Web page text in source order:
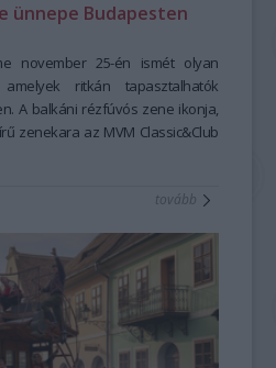
ünnepe Budapesten
november 25-én ismét olyan
ritkán tapasztalhatók
A balkáni rézfúvós zene ikonja,
zenekara az MVM Classic&Club
kontinenseket hódít meg. Ezúttal
Jr. csatlakozott hozzájuk, új
amúgy is sodró hangzásvilágot.
tovább